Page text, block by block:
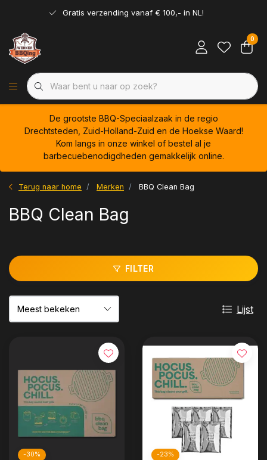
Gratis verzending vanaf € 100,- in NL!
0
De grootste BBQ-Speciaalzaak in de regio
Drechtsteden, Zuid-Holland-Zuid en de Hoekse Waard!
Kom langs in onze winkel of bestel al je
barbecuebenodigdheden gemakkelijk online.
Terug naar home Merken BBQ Clean Bag
BBQ Clean Bag
FILTER
Lijst
-30% -23%